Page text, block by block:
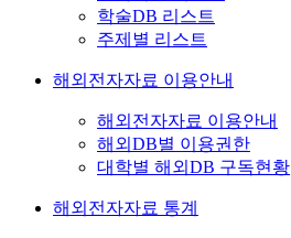
학술DB 리스트
주제별 리스트
해외전자자료 이용안내
해외전자자료 이용안내
해외DB별 이용권한
대학별 해외DB 구독현황
해외전자자료 통계